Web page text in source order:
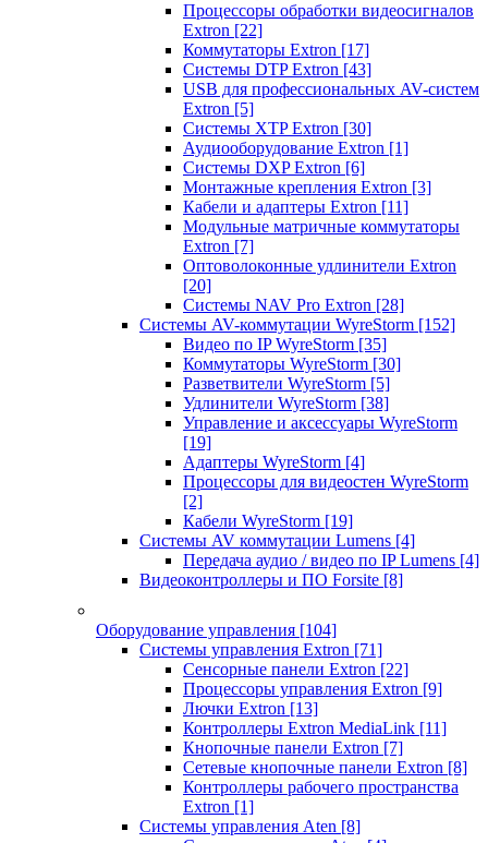
Процессоры обработки видеосигналов
Extron [22]
Коммутаторы Extron [17]
Системы DTP Extron [43]
USB для профессиональных AV-систем
Extron [5]
Системы XTP Extron [30]
Аудиооборудование Extron [1]
Системы DXP Extron [6]
Монтажные крепления Extron [3]
Кабели и адаптеры Extron [11]
Модульные матричные коммутаторы
Extron [7]
Оптоволоконные удлинители Extron
[20]
Системы NAV Pro Extron [28]
Системы AV-коммутации WyreStorm [152]
Видео по IP WyreStorm [35]
Коммутаторы WyreStorm [30]
Разветвители WyreStorm [5]
Удлинители WyreStorm [38]
Управление и аксессуары WyreStorm
[19]
Адаптеры WyreStorm [4]
Процессоры для видеостен WyreStorm
[2]
Кабели WyreStorm [19]
Системы AV коммутации Lumens [4]
Передача аудио / видео по IP Lumens [4]
Видеоконтроллеры и ПО Forsite [8]
Оборудование управления [104]
Системы управления Extron [71]
Сенсорные панели Extron [22]
Процессоры управления Extron [9]
Лючки Extron [13]
Контроллеры Extron MediaLink [11]
Кнопочные панели Extron [7]
Сетевые кнопочные панели Extron [8]
Контроллеры рабочего пространства
Extron [1]
Системы управления Aten [8]